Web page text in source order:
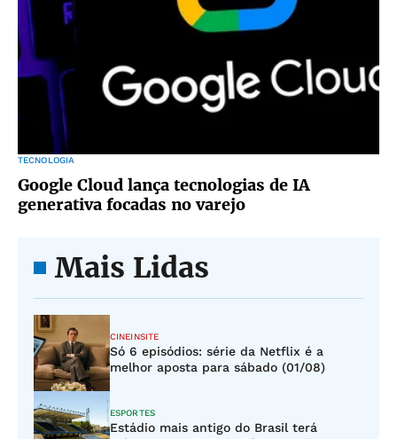
TECNOLOGIA
Google Cloud lança tecnologias de IA
generativa focadas no varejo
Mais Lidas
CINEINSITE
Só 6 episódios: série da Netflix é a
melhor aposta para sábado (01/08)
ESPORTES
Estádio mais antigo do Brasil terá